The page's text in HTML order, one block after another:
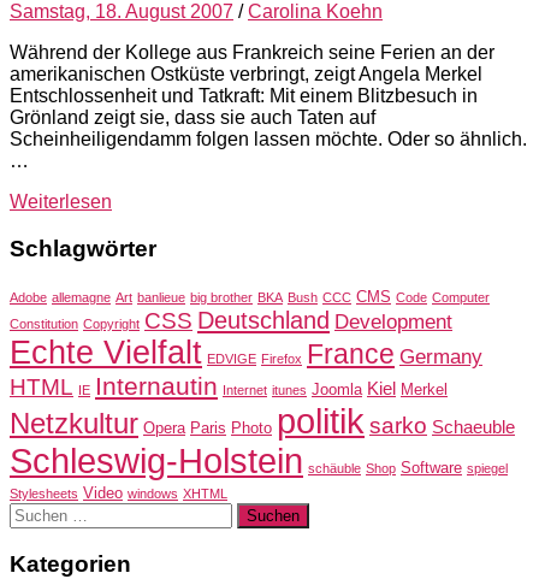
Samstag, 18. August 2007 /Carolina Koehn
Während der Kollege aus Frankreich seine Ferien an der
amerikanischen Ostküste verbringt, zeigt Angela Merkel
Entschlossenheit und Tatkraft: Mit einem Blitzbesuch in
Grönland zeigt sie, dass sie auch Taten auf
Scheinheiligendamm folgen lassen möchte. Oder so ähnlich.
…
Weiterlesen
Schlagwörter
Adobe allemagne Art banlieue big brother BKA Bush CCC CMS Code Computer
Constitution Copyright CSS Deutschland Development
Echte Vielfalt EDVIGE Firefox France Germany
HTML IE Internautin Internet itunes Joomla Kiel Merkel
Netzkultur Opera Paris Photo politik sarko Schaeuble
Schleswig-Holstein schäuble Shop Software spiegel
Stylesheets Video windows XHTML
Suchen
nach:
Kategorien